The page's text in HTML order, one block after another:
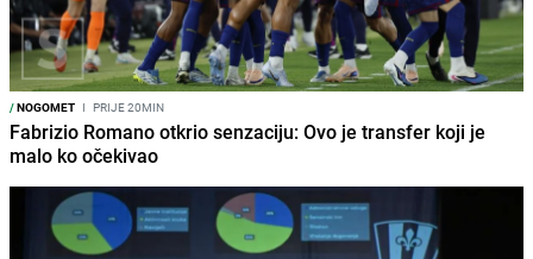
/NOGOMET I PRIJE 20MIN
Fabrizio Romano otkrio senzaciju: Ovo je transfer koji je
malo ko očekivao